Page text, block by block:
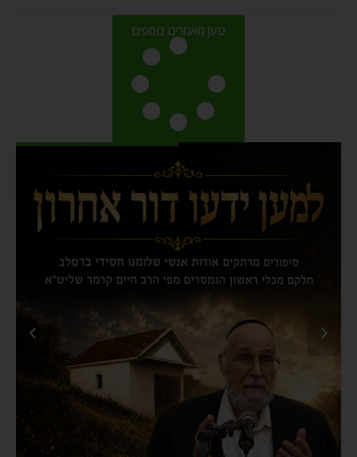
טען מאמרים נוספים